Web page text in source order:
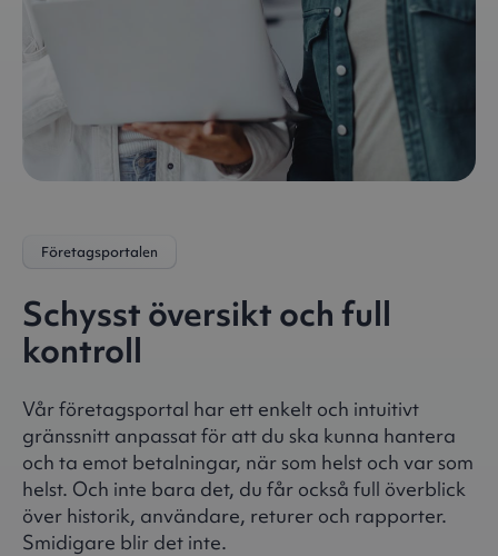
Företagsportalen
Schysst översikt och full
kontroll
Vår företagsportal har ett enkelt och intuitivt
gränssnitt anpassat för att du ska kunna hantera
och ta emot betalningar, när som helst och var som
helst. Och inte bara det, du får också full överblick
över historik, användare, returer och rapporter.
Smidigare blir det inte.